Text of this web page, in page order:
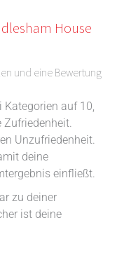
House
und eine Bewertung
auf 10,
Unzufriedenheit.
deine
einfließt.
zu deiner
ist deine